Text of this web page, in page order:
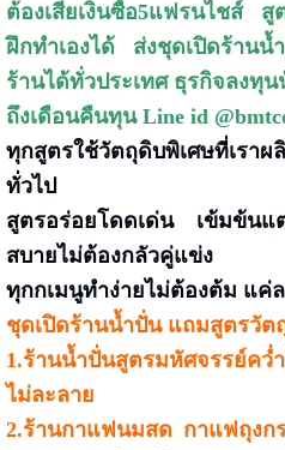
ต้องเสียเงินซื้อ5แฟรนไชส์ สู
ฝึกทำเองได้ ส่งชุดเปิดร้าน
ร้านได้ทั่วประเทศธุรกิจลงทุน
ถึงเดือนคืนทุน Line id
ทุกสูตรใช้วัตถุดิบพิเศษที่เรา
ทั่วไป
สูตรอร่อยโดดเด่น เข้มข้นแ
สบายไม่ต้องกลัวคู่แข่ง
ทุกกเมนูทำง่ายไม่ต้องต้ม แค่
ชุดเปิดร้านน้ำปั่น แถมสูตรวัต
1.ร้านน้ำปั่นสูตรมหัศจรรย์ค
ไม่ละลาย
2.ร้านกาแฟนมสด กาแฟถุงก